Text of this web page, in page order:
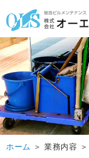
ホーム ＞ 業務内容